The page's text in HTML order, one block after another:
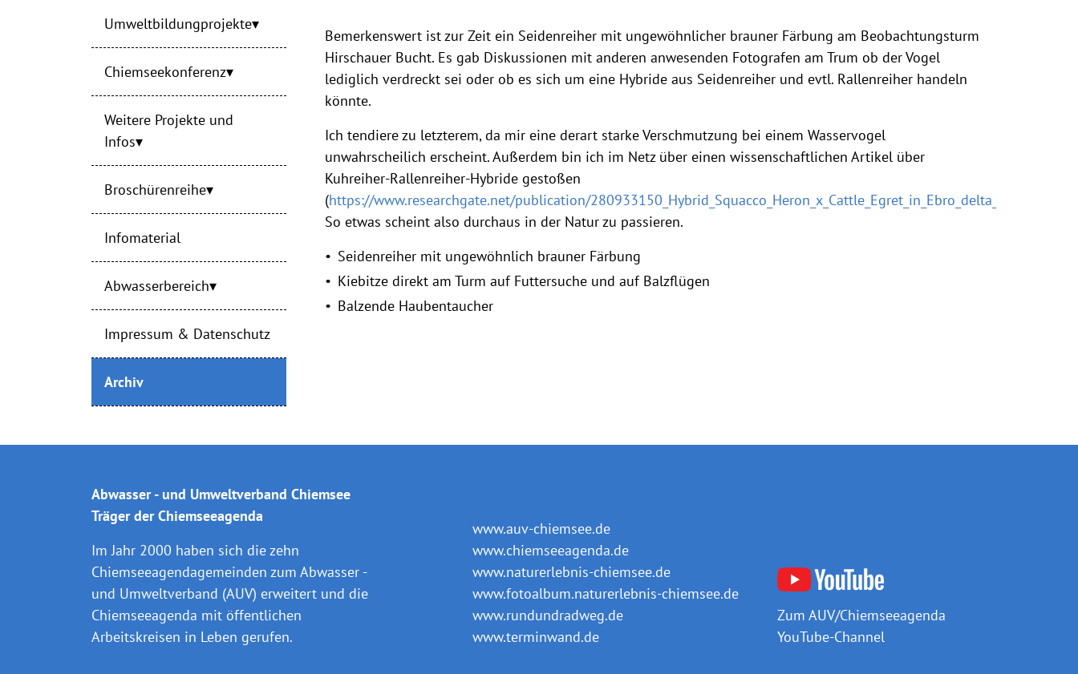
Umweltbildungprojekte
Chiemseekonferenz
Weitere Projekte und
Infos
Broschürenreihe
Infomaterial
Abwasserbereich
Impressum & Datenschutz
Archiv
Bemerkenswert ist zur Zeit ein Seidenreiher mit ungewöhnlicher brauner Färbung am Beobachtungsturm
Hirschauer Bucht. Es gab Diskussionen mit anderen anwesenden Fotografen am Trum ob der Vogel
lediglich verdreckt sei oder ob es sich um eine Hybride aus Seidenreiher und evtl. Rallenreiher handeln
könnte.
Ich tendiere zu letzterem, da mir eine derart starke Verschmutzung bei einem Wasservogel
unwahrscheilich erscheint. Außerdem bin ich im Netz über einen wissenschaftlichen Artikel über
Kuhreiher-Rallenreiher-Hybride gestoßen
(https://www.researchgate.net/publication/
So etwas scheint also durchaus in der Natur zu passieren.
Seidenreiher mit ungewöhnlich brauner Färbung
Kiebitze direkt am Turm auf Futtersuche und auf Balzflügen
Balzende Haubentaucher
Abwasser - und Umweltverband Chiemsee
Träger der Chiemseeagenda
Im Jahr 2000 haben sich die zehn
Chiemseeagendagemeinden zum Abwasser -
und Umweltverband (AUV) erweitert und die
Chiemseeagenda mit öffentlichen
Arbeitskreisen in Leben gerufen.
www.auv-chiemsee.de
www.chiemseeagenda.de
www.naturerlebnis-chiemsee.de
www.fotoalbum.naturerlebnis-chiemsee.de
www.rundundradweg.de
www.terminwand.de
Zum AUV/Chiemseeagenda
YouTube-Channel